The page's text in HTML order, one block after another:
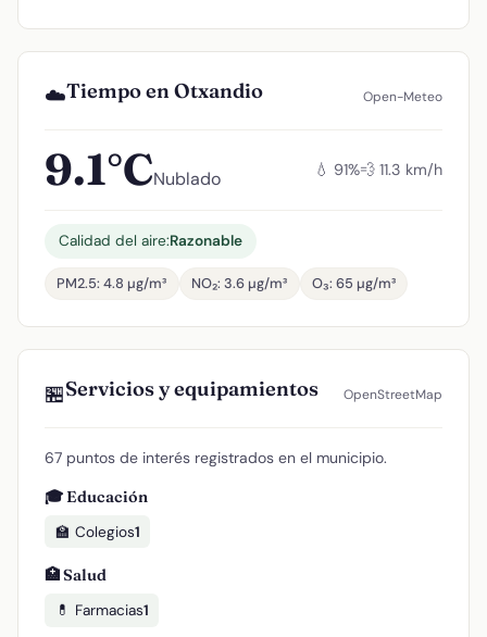
☁️Tiempo en Otxandio Open-Meteo
9.1°CNublado 💧 91%💨 11.3 km/h
Calidad del aire:Razonable
PM2.5: 4.8 µg/m³ NO₂: 3.6 µg/m³ O₃: 65 µg/m³
🏪Servicios y equipamientos OpenStreetMap
67 puntos de interés registrados en el municipio.
🎓 Educación
🏫 Colegios1
🏥 Salud
💊 Farmacias1